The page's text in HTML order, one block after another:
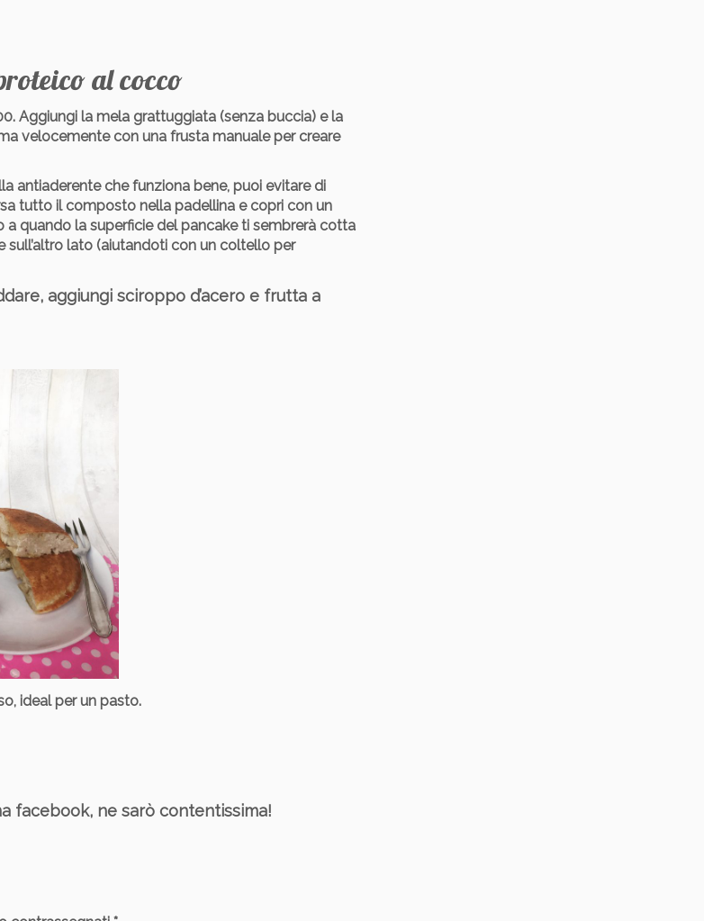
al cocco
Aggiungi la mela grattuggiata (senza buccia) e la
velocemente con una frusta manuale per creare
antiaderente che funziona bene, puoi evitare di
tutto il composto nella padellina e copri con un
a quando la superficie del pancake ti sembrerà cotta
lato (aiutandoti con un coltello per
aggiungi sciroppo d’acero e frutta a
ideal per un pasto.
facebook, ne sarò contentissima!